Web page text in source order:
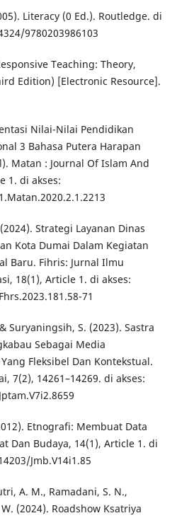
Literacy (0 Ed.). Routledge. di
9780203986103
Teaching: Theory,
Edition) [Electronic Resource].
Nilai-Nilai Pendidikan
3 Bahasa Putera Harapan
Matan : Journal Of Islam And
1. di akses:
Strategi Layanan Dinas
Kota Dumai Dalam Kegiatan
Baru. Fihris: Jurnal Ilmu
18(1), Article 1. di akses:
71
Suryaningsih, S. (2023). Sastra
Sebagai Media
Fleksibel Dan Kontekstual.
7(2), 14261–14269. di akses:
Etnografi: Membuat Data
Dan Budaya, 14(1), Article 1. di
Jmb.V14i1.85
A. M., Ramadani, S. N.,
(2024). Roadshow Ksatriya